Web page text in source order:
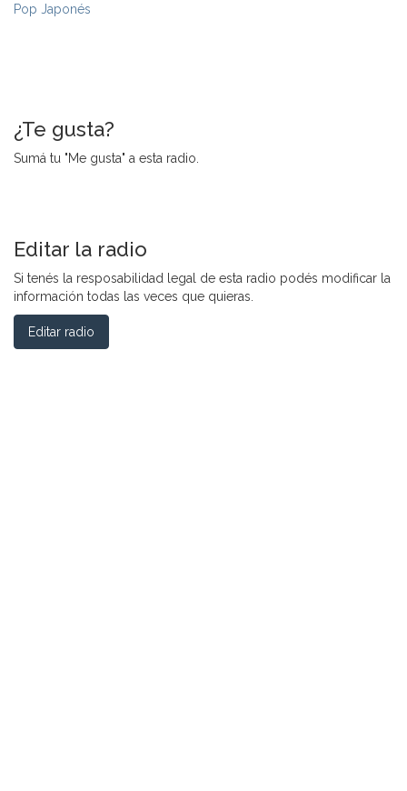
Pop Japonés
¿Te gusta?
Sumá tu "Me gusta" a esta radio.
Editar la radio
Si tenés la resposabilidad legal de esta radio podés modificar la
información todas las veces que quieras.
Editar radio